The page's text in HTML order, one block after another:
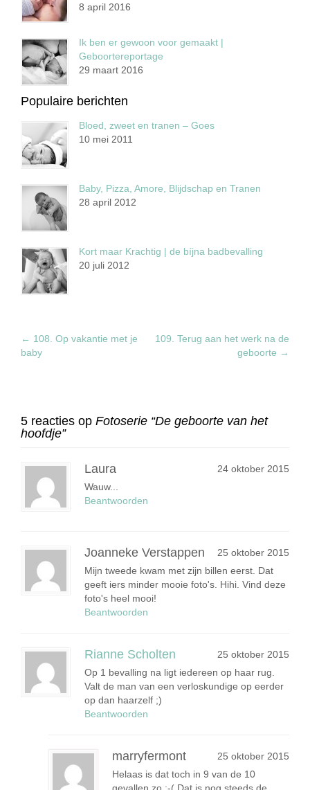
8 april 2016
Ik ben er gewoon voor gemaakt |
Geboortereportage
29 maart 2016
Populaire berichten
Bloed, zweet en tranen – Goes
10 mei 2011
Baby, Pizza, Amore, Blijdschap en Tranen
28 april 2012
Kort maar Krachtig | de bíjna badbevalling
20 juli 2012
← 108. Op vakantie met je
baby
109. Terug aan het werk na de
geboorte →
5 reacties op Fotoserie “De geboorte van het
hoofdje”
Laura
24 oktober 2015
Wauw...
Beantwoorden
Joanneke Verstappen
25 oktober 2015
Mijn tweede kwam met zijn billen eerst. Dat
geeft iers minder mooie foto's. Hihi. Vind deze
foto's heel mooi!
Beantwoorden
Rianne Scholten
25 oktober 2015
Op 1 bevalling na ligt iedereen op haar rug.
Valt de man van een verloskundige op eerder
op dan haarzelf ;)
Beantwoorden
marryfermont
25 oktober 2015
Helaas is dat toch in 9 van de 10
gevallen zo :-( Dat is nog steeds de